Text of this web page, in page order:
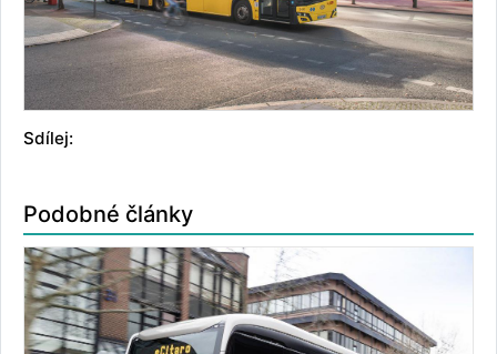
Sdílej:
Podobné články